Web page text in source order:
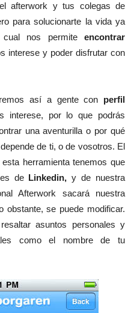
afterwork y tus colegas de
para solucionarte la vida ya
nos permite encontrar
interese y poder disfrutar con
así a gente con perfil
interese, por lo que podrás
una aventurilla o por qué
de ti, o de vosotros. El
herramienta tenemos que
de Linkedin, y de nuestra
Afterwork sacará nuestra
obstante, se puede modificar.
asuntos personales y
como el nombre de tu